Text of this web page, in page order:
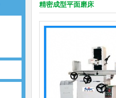
精密成型平面磨床